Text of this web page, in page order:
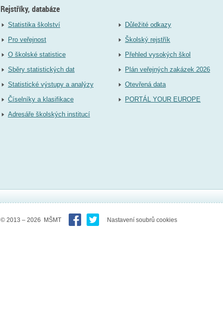
Rejstříky, databáze
Statistika školství
Pro veřejnost
O školské statistice
Sběry statistických dat
Statistické výstupy a analýzy
Číselníky a klasifikace
Adresáře školských institucí
Důležité odkazy
Školský rejstřík
Přehled vysokých škol
Plán veřejných zakázek 2026
Otevřená data
PORTÁL YOUR EUROPE
© 2013 – 2026 MŠMT Nastavení soubrů cookies